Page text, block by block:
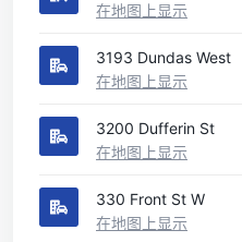
在地图上显示
3193 Dundas West
在地图上显示
3200 Dufferin St
在地图上显示
330 Front St W
在地图上显示